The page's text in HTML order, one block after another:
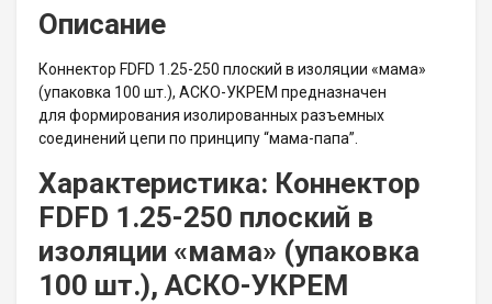
Описание
Коннектор FDFD 1.25-250 плоский в изоляции «мама»
(упаковка 100 шт.), АСКО-УКРЕМ предназначен
для формирования изолированных разъемных
соединений цепи по принципу “мама-папа”.
Характеристика: Коннектор
FDFD 1.25-250 плоский в
изоляции «мама» (упаковка
100 шт.), АСКО-УКРЕМ